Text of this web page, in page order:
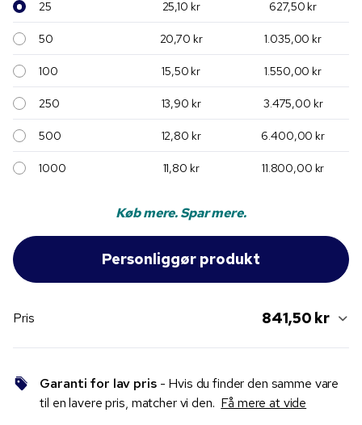
25 25,10 kr 627,50 kr
50 20,70 kr 1.035,00 kr
100 15,50 kr 1.550,00 kr
250 13,90 kr 3.475,00 kr
500 12,80 kr 6.400,00 kr
1000 11,80 kr 11.800,00 kr
Køb mere. Spar mere.
Pris 841,50 kr
Garanti for lav pris- Hvis du finder den samme vare
til en lavere pris, matcher vi den. Få mere at vide